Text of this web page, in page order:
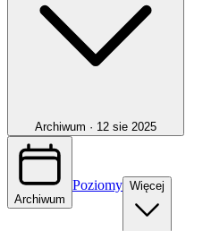
Archiwum · 12 sie 2025
Archiwum
Poziomy Więcej